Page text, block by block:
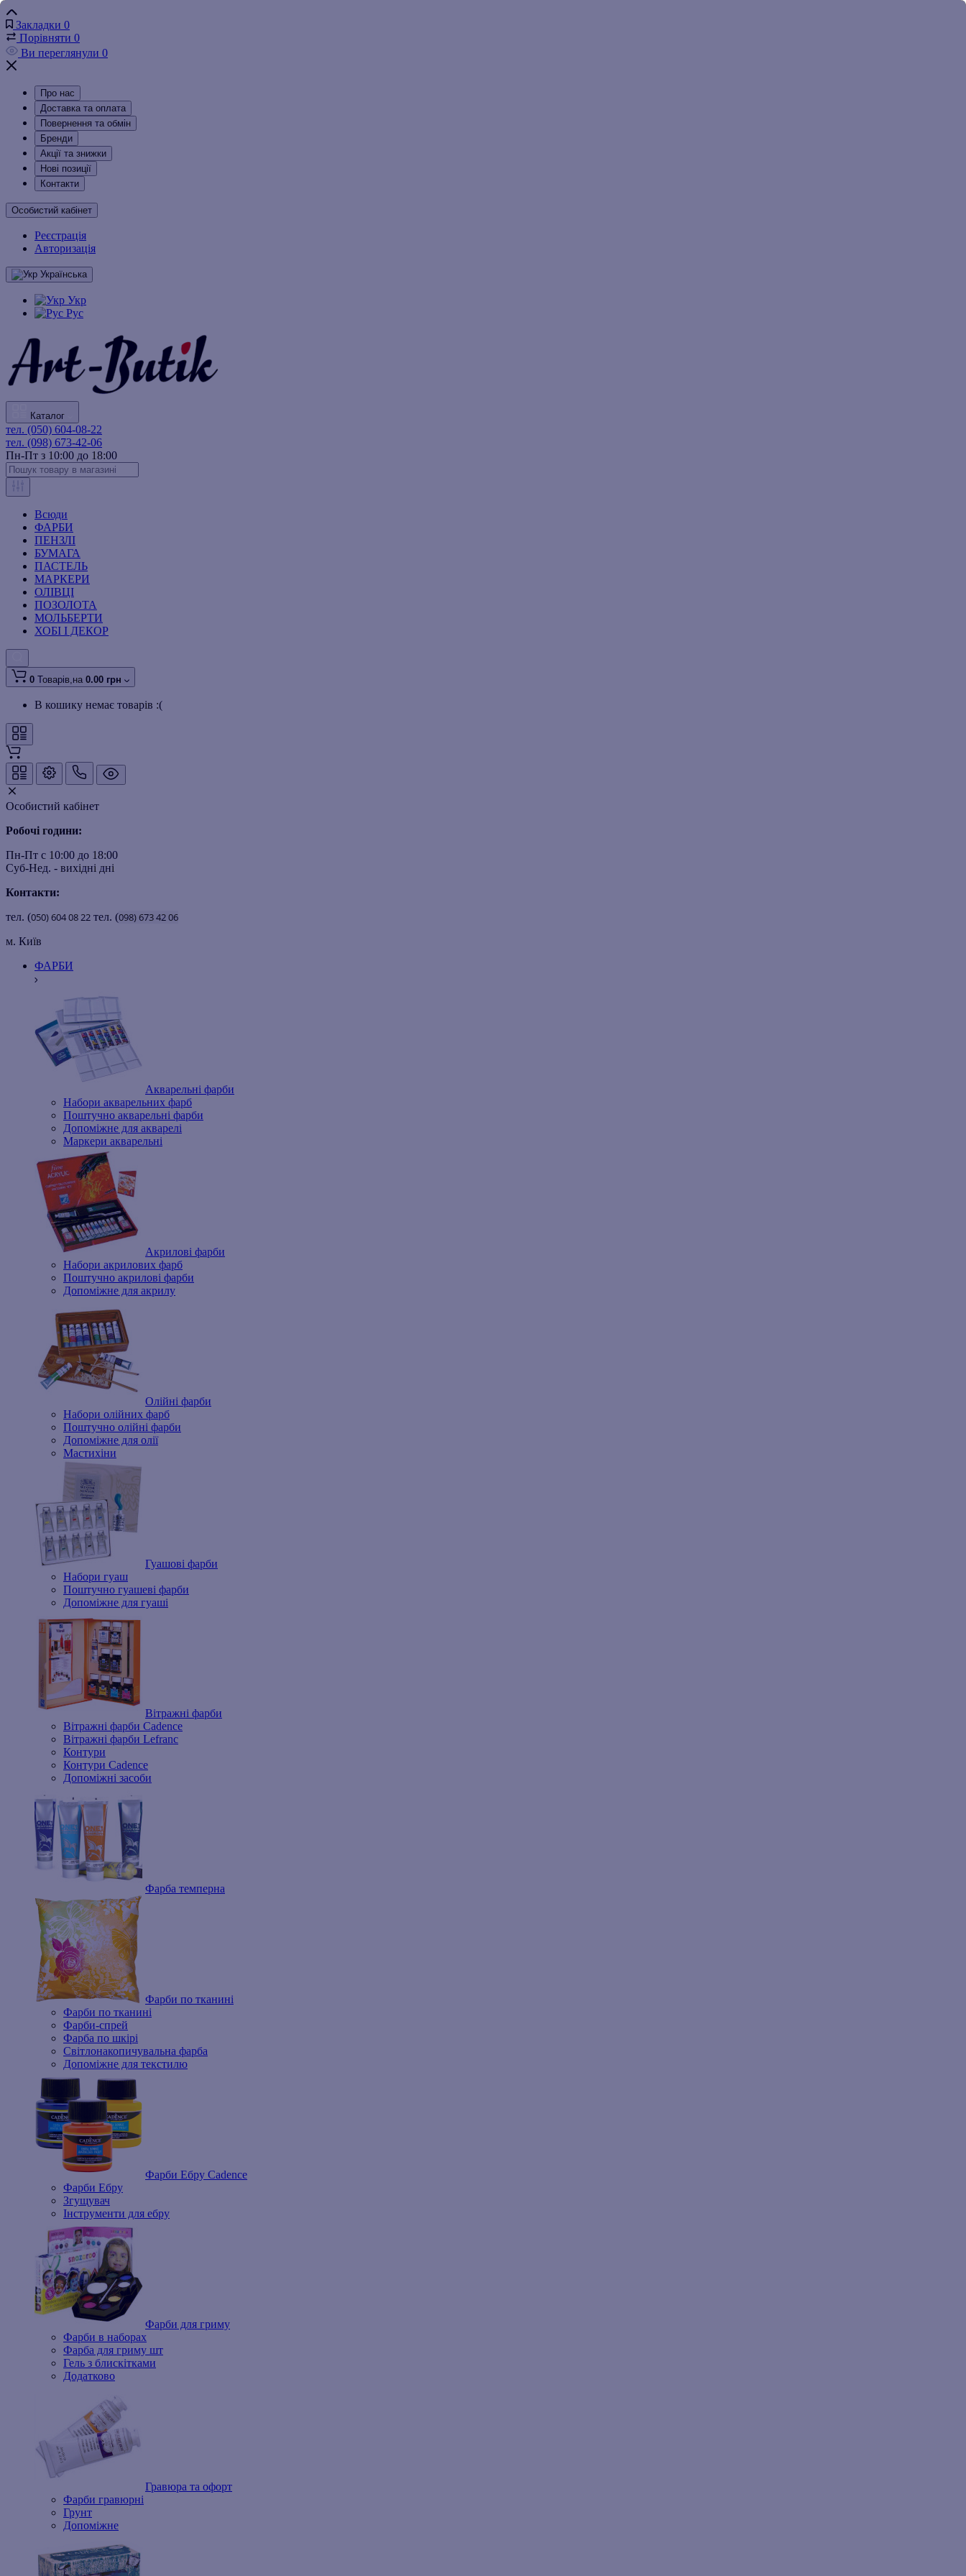
Закладки 0
Порівняти 0
Ви переглянули 0
Про нас
Доставка та оплата
Повернення та обмін
Бренди
Акції та знижки
Нові позиції
Контакти
Особистий кабінет
Реєстрація
Авторизація
Українська
Укр
Рус
Каталог
тел. (050) 604-08-22
тел. (098) 673-42-06
Пн-Пт з 10:00 до 18:00
Всюди
ФАРБИ
ПЕНЗЛІ
БУМАГА
ПАСТЕЛЬ
МАРКЕРИ
ОЛІВЦІ
ПОЗОЛОТА
МОЛЬБЕРТИ
ХОБІ І ДЕКОР
0 Товарів,на 0.00 грн
В кошику немає товарів :(
Особистий кабінет
Робочі години:
Пн-Пт с 10:00 до 18:00
Суб-Нед. - вихідні дні
Контакти:
тел. (050)6040822 тел. (098)6734206
м. Київ
ФАРБИ
Акварельні фарби
Набори акварельних фарб
Поштучно акварельні фарби
Допоміжне для акварелі
Маркери акварельні
Акрилові фарби
Набори акрилових фарб
Поштучно акрилові фарби
Допоміжне для акрилу
Олійні фарби
Набори олійних фарб
Поштучно олійні фарби
Допоміжне для олії
Мастихіни
Гуашові фарби
Набори гуаш
Поштучно гуашеві фарби
Допоміжне для гуаші
Вітражні фарби
Вітражні фарби Cadence
Вітражні фарби Lefranc
Контури
Контури Cadence
Допоміжні засоби
Фарба темперна
Фарби по тканині
Фарби по тканині
Фарби-спрей
Фарба по шкірі
Світлонакопичувальна фарба
Допоміжне для текстилю
Фарби Ебру Cadence
Фарби Ебру
Згущувач
Інструменти для ебру
Фарби для гриму
Фарби в наборах
Фарба для гриму шт
Гель з блискітками
Додатково
Гравюра та офорт
Фарби гравюрні
Грунт
Допоміжне